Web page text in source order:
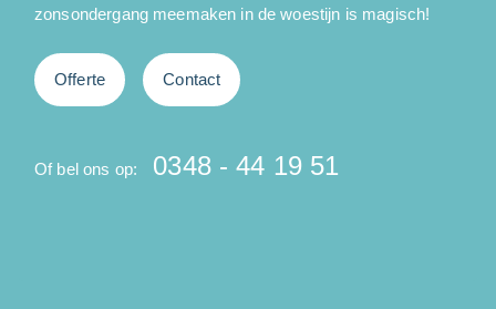
zonsondergang meemaken in de woestijn is magisch!
Offerte Contact
Of bel ons op: 0348 - 44 19 51